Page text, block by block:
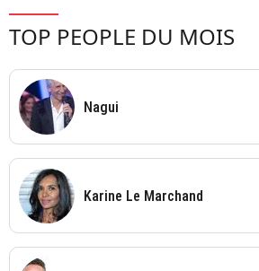
TOP PEOPLE DU MOIS
Nagui
Karine Le Marchand